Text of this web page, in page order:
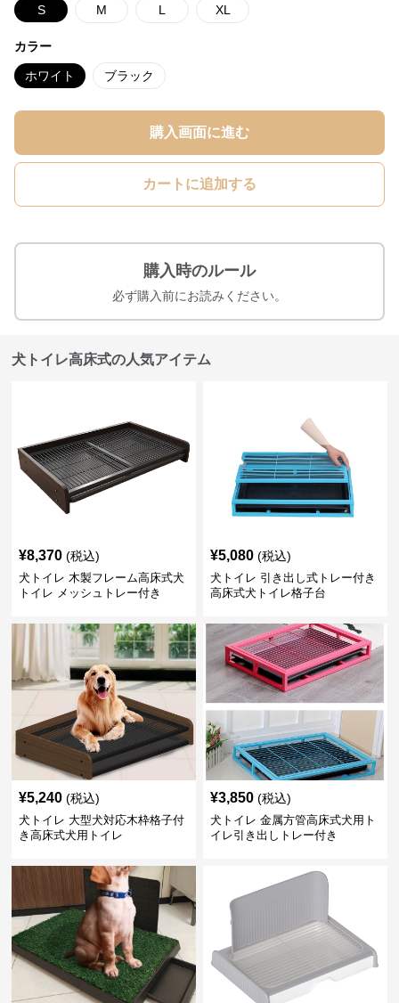
S M L XL
カラー
ホワイト ブラック
購入画面に進む
カートに追加する
購入時のルール
必ず購入前にお読みください。
犬トイレ高床式の人気アイテム
¥8,370 (税込)
犬トイレ 木製フレーム高床式犬
トイレ メッシュトレー付き
¥5,080 (税込)
犬トイレ 引き出し式トレー付き
高床式犬トイレ格子台
¥5,240 (税込)
犬トイレ 大型犬対応木枠格子付
き高床式犬用トイレ
¥3,850 (税込)
犬トイレ 金属方管高床式犬用ト
イレ引き出しトレー付き